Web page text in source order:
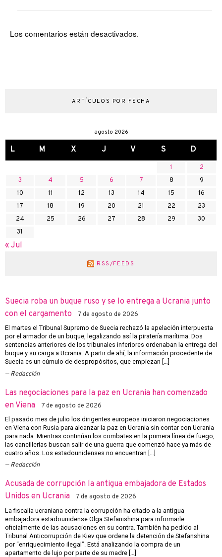
Los comentarios están desactivados.
ARTÍCULOS POR FECHA
agosto 2026
L M X J V S D
1
2
3
4 5 6 7 8
9
10
11 12 13 14 15
16
17
18 19 20 21 22
23
24
25 26 27 28 29
30
31
« Jul
RSS/FEEDS
Suecia roba un buque ruso y se lo entrega a Ucrania junto
con el cargamento
7 de agosto de 2026
El martes el Tribunal Supremo de Suecia rechazó la apelación interpuesta
por el armador de un buque, legalizando así la piratería marítima. Dos
sentencias anteriores de los tribunales inferiores ordenaban la entrega del
buque y su carga a Ucrania. A partir de ahí, la información procedente de
Suecia es un cúmulo de despropósitos, que empiezan […]
Redacción
Las negociaciones para la paz en Ucrania han comenzado
en Viena
7 de agosto de 2026
El pasado mes de julio los dirigentes europeos iniciaron negociaciones
en Viena con Rusia para alcanzar la paz en Ucrania sin contar con Ucrania
para nada. Mientras continúan los combates en la primera línea de fuego,
las cancillerías buscan salir de una guerra que comenzó hace ya más de
cuatro años. Los estadounidenses no encuentran […]
Redacción
Acusada de corrupción la antigua embajadora de Estados
Unidos en Ucrania
7 de agosto de 2026
La fiscalía ucraniana contra la corrupción ha citado a la antigua
embajadora estadounidense Olga Stefanishina para informarle
oficialmente de las acusaciones en su contra. También ha pedido al
Tribunal Anticorrupción de Kiev que ordene la detención de Stefanshina
por “enriquecimiento ilegal”. Está analizando la compra de un
apartamento de lujo por parte de su madre […]